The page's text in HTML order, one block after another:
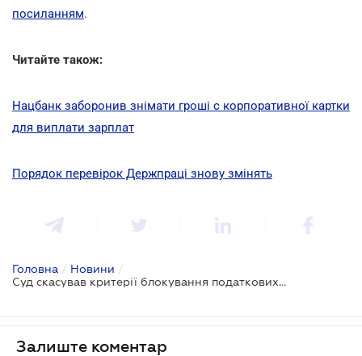
посиланням.
Читайте також:
Нацбанк заборонив знімати гроші c корпоративної картки
для виплати зарплат
Порядок перевірок Держпраці знову змінять
Головна / Новини /
Суд скасував критерії блокування податкових накладних
Залиште коментар